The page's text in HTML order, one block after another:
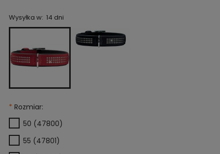
Wysyłka w: 14 dni
* Rozmiar:
50 (47800)
55 (47801)